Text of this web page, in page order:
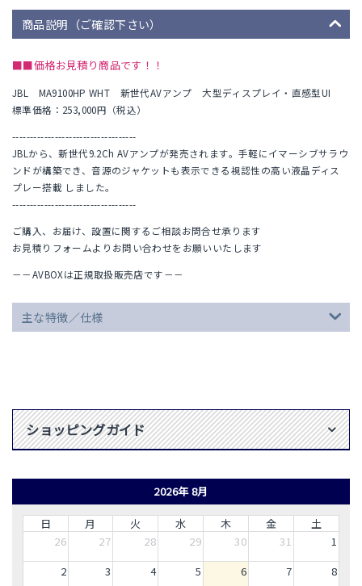
商品説明（ご確認下さい）
■■価格お見積り商品です！！
JBL MA9100HP WHT 新世代AVアンプ 大型ディスプレイ・直感型UI
標準価格：253,000円（税込）
-----------------------------------
JBLから、新世代9.2Ch AVアンプが発売されます。手軽にイマーシブサラウ
ンドが構築でき、音源のジャケットも表示できる視認性の高い液晶ディス
プレー搭載 しました。
-----------------------------------
ご購入、お届け、設置に関するご相談お問合せ承ります
お見積りフォームよりお問い合わせをお願いいたします
－－AVBOXは正規取扱販売店です－－
主な特徴／仕様
ショッピングガイド
2026年 8月
日 月 火 水 木 金
土
26
27 28 29 30 31
1
2
3 4 5 6 7
8